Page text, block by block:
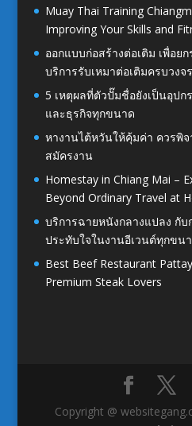
Muay Thai Training
Improving Your Skills and
ออกแบบก่อสร้างต่อเติม เพื่อย
บริการรับเหมาต่อเติมครบวงจร
5 เหตุผลที่ตัวปั๊มชื่อยังเป็นอุป
และธุรกิจทุกขนาด
หางานไต้หวันให้คุ้มค่า ควรพิ
สมัครงาน
Homestay in Chiang Mai –
Beyond Ordinary Travel at
บริการฉายหนังกลางแปลง กั
ประทับใจในงานอีเวนต์ทุกขน
Best Beef Restaurant
Premium Steak Lovers
Copyright @